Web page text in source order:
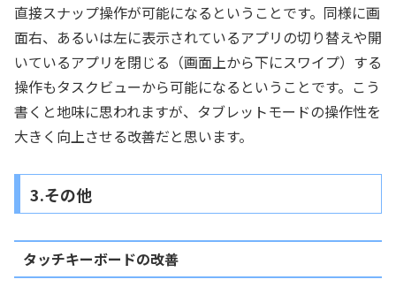
直接スナップ操作が可能になるということです。同様に画
面右、あるいは左に表示されているアプリの切り替えや開
いているアプリを閉じる（画面上から下にスワイプ）する
操作もタスクビューから可能になるということです。こう
書くと地味に思われますが、タブレットモードの操作性を
大きく向上させる改善だと思います。
3.その他
タッチキーボードの改善